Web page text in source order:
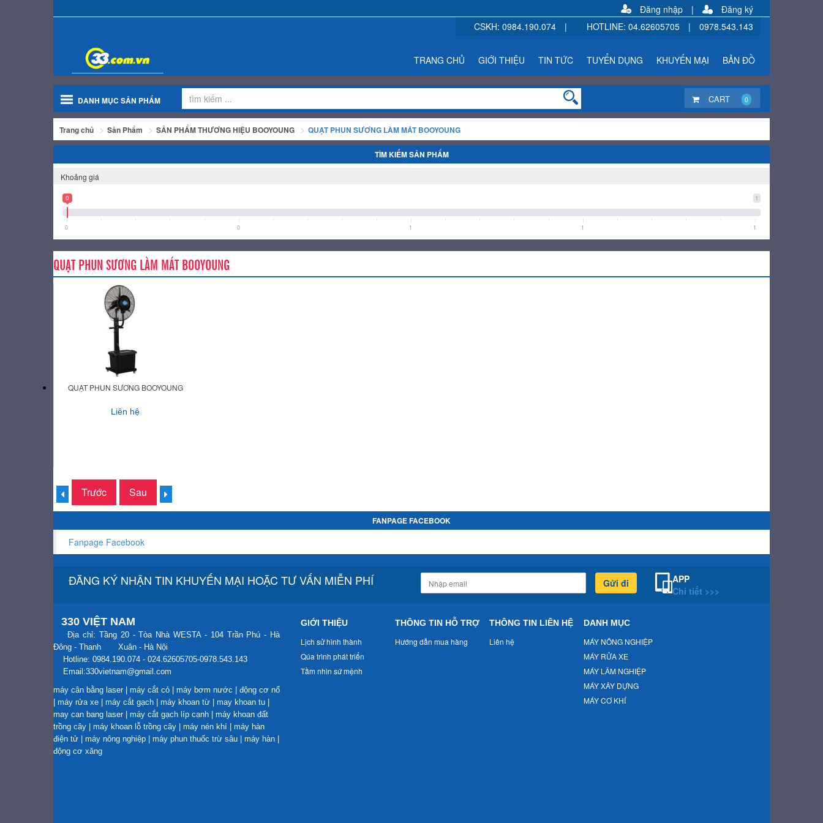
Đăng nhập |
Đăng ký
CSKH: 0984.190.074 | HOTLINE: 04.62605705 | 0978.543.143
TRANG CHỦ GIỚI THIỆU TIN TỨC TUYỂN DỤNG KHUYẾN MẠI BẢN ĐỒ
DANH MỤC SẢN PHẨM CART 0
Trang chủ Sản Phẩm SẢN PHẨM THƯƠNG HIỆU BOOYOUNG QUẠT PHUN SƯƠNG LÀM MÁT BOOYOUNG
TÌM KIẾM SẢN PHẨM
Khoảng giá
1
0
0 0 1 1 1
QUẠT PHUN SƯƠNG LÀM MÁT BOOYOUNG
QUẠT PHUN SƯƠNG BOOYOUNG
Liên hệ
Trước Sau
FANPAGE FACEBOOK
Fanpage Facebook
ĐĂNG KÝ NHẬN TIN KHUYẾN MẠI HOẶC TƯ VẤN MIỄN PHÍ Gửi đi
APP
Chi tiết >>>
330 VIỆT NAM
Địa chỉ: Tầng 20 - Tòa Nhà WESTA - 104 Trần Phú - Hà
Đông - Thanh Xuân - Hà Nội
Hotline: 0984.190.074 - 024.62605705-0978.543.143
Email:330vietnam@gmail.com
máy cân bằng laser
máy cắt cỏ máy bơm nước
động cơ nổ
máy rửa xe máy cắt gạch máy khoan từ may khoan tu
may can bang laser
máy cắt gạch líp cạnh
máy khoan đất
trồng cây
máy khoan lỗ trồng cây máy nén khí
máy hàn
điện tử
máy nông nghiệp máy phun thuốc trừ sâu máy hàn
động cơ xăng
GIỚI THIỆU
Lịch sử hình thành
Qúa trình phát triển
Tầm nhìn sứ mệnh
THÔNG TIN HỖ TRỢ
Hướng dẫn mua hàng
THÔNG TIN LIÊN HỆ
Liên hệ
DANH MỤC
MÁY NÔNG NGHIỆP
MÁY RỬA XE
MÁY LÂM NGHIỆP
MÁY XÂY DỰNG
MÁY CƠ KHÍ